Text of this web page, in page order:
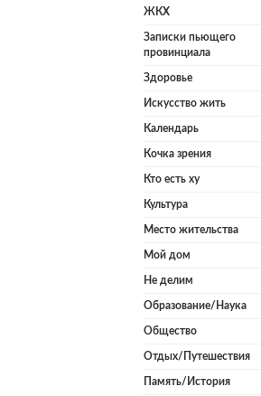
ЖКХ
Записки пьющего
провинциала
Здоровье
Искусство жить
Календарь
Кочка зрения
Кто есть ху
Культура
Место жительства
Мой дом
Не делим
Образование/Наука
Общество
Отдых/Путешествия
Память/История